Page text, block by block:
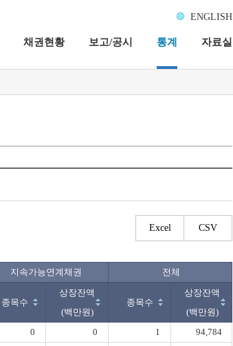
ENGLISH
채권현황 보고/공시 통계 자료실
Excel CSV
지속가능연계채권 전체
종목수
상장잔액
(백만원)
종목수
상장잔액
(백만원)
0 0 1
94,784